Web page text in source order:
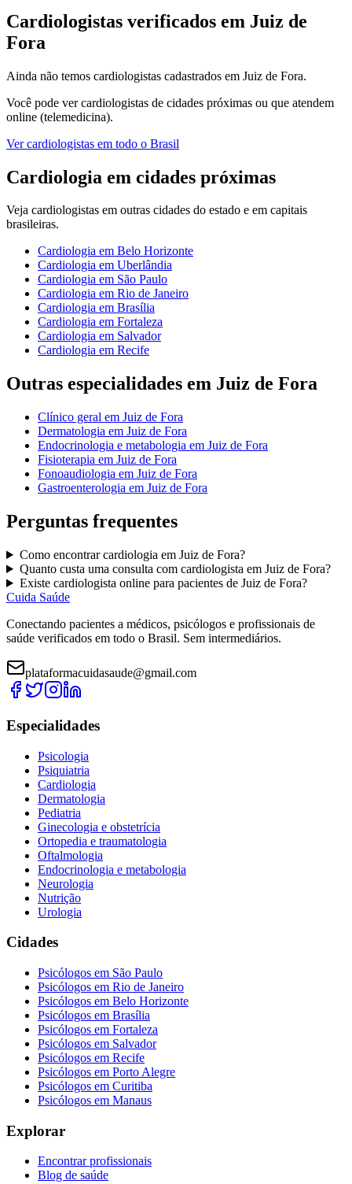
Cardiologistas verificados em Juiz de
Fora
Ainda não temos cardiologistas cadastrados em Juiz de Fora.
Você pode vercardiologistas de cidades próximas ou que atendem
online (telemedicina).
Vercardiologistas em todo o Brasil
Cardiologia em cidades próximas
Veja cardiologistas em outras cidades do estado e em capitais
brasileiras.
Cardiologia em Belo Horizonte
Cardiologia em Uberlândia
Cardiologia em São Paulo
Cardiologia em Rio de Janeiro
Cardiologia em Brasília
Cardiologia em Fortaleza
Cardiologia em Salvador
Cardiologia em Recife
Outras especialidades em Juiz de Fora
Clínico geral em Juiz de Fora
Dermatologia em Juiz de Fora
Endocrinologia e metabologia em Juiz de Fora
Fisioterapia em Juiz de Fora
Fonoaudiologia em Juiz de Fora
Gastroenterologia em Juiz de Fora
Perguntas frequentes
Como encontrarcardiologia em Juiz de Fora?
Quanto custa uma consulta com cardiologista em Juiz de Fora?
Existe cardiologista online para pacientes de Juiz de Fora?
Cuida Saúde
Conectando pacientes a médicos, psicólogos e profissionais de
saúde verificados em todo o Brasil. Sem intermediários.
plataformacuidasaude@gmail.com
Especialidades
Psicologia
Psiquiatria
Cardiologia
Dermatologia
Pediatria
Ginecologia e obstetrícia
Ortopedia e traumatologia
Oftalmologia
Endocrinologia e metabologia
Neurologia
Nutrição
Urologia
Cidades
Psicólogos em São Paulo
Psicólogos em Rio de Janeiro
Psicólogos em Belo Horizonte
Psicólogos em Brasília
Psicólogos em Fortaleza
Psicólogos em Salvador
Psicólogos em Recife
Psicólogos em Porto Alegre
Psicólogos em Curitiba
Psicólogos em Manaus
Explorar
Encontrar profissionais
Blog de saúde